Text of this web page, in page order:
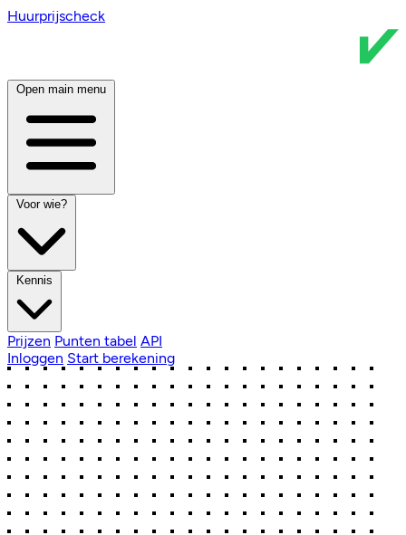
Huurprijscheck
Open main menu
Voor wie?
Kennis
Prijzen Punten tabel API
Inloggen Start berekening